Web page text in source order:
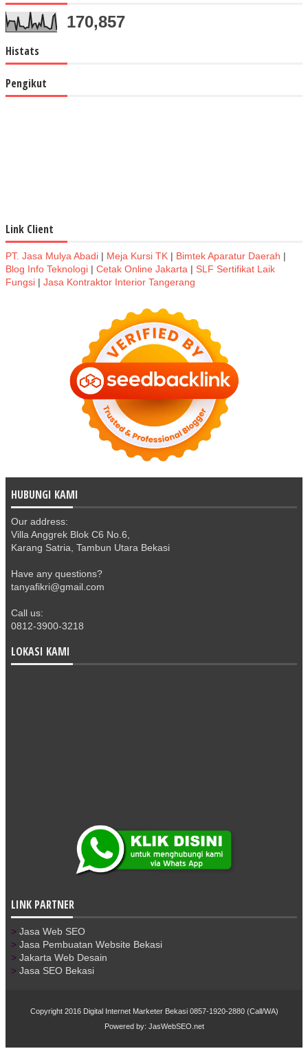
170,857
Histats
Pengikut
Link Client
PT. Jasa Mulya Abadi | Meja Kursi TK | Bimtek Aparatur Daerah |
Blog Info Teknologi | Cetak Online Jakarta | SLF Sertifikat Laik
Fungsi | Jasa Kontraktor Interior Tangerang
HUBUNGI KAMI
Our address:
Villa Anggrek Blok C6 No.6,
Karang Satria, Tambun Utara Bekasi
Have any questions?
tanyafikri@gmail.com
Call us:
0812-3900-3218
LOKASI KAMI
LINK PARTNER
> Jasa Web SEO
> Jasa Pembuatan Website Bekasi
> Jakarta Web Desain
> Jasa SEO Bekasi
Copyright 2016 Digital Internet Marketer Bekasi 0857-1920-2880 (Call/WA)
Powered by: JasWebSEO.net